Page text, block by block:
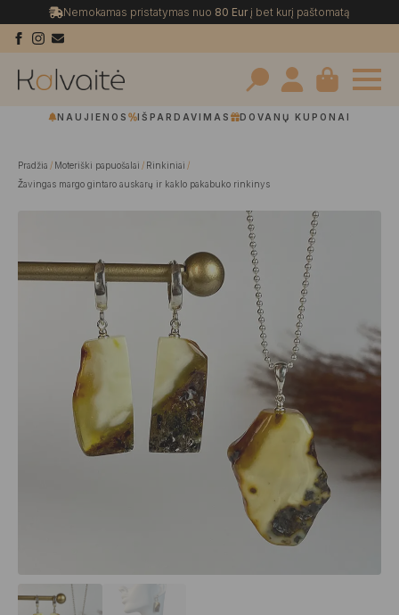
Nemokamas pristatymas nuo 80 Eurį bet kurį paštomatą
Search
NAUJIENOS IŠPARDAVIMAS DOVANŲ KUPONAI
Pradžia Moteriški papuošalai
Rinkiniai
Žavingas margo gintaro auskarų ir kaklo pakabuko rinkinys